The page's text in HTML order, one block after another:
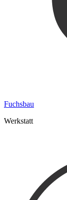
Fuchsbau
Werkstatt